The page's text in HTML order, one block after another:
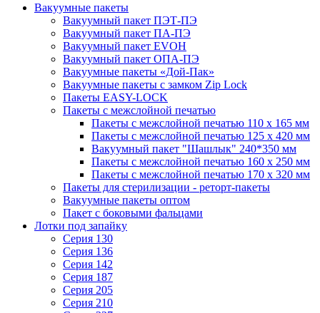
Вакуумные пакеты
Вакуумный пакет ПЭТ-ПЭ
Вакуумный пакет ПА-ПЭ
Вакуумный пакет EVOH
Вакуумный пакет ОПА-ПЭ
Вакуумные пакеты «Дой-Пак»
Вакуумные пакеты с замком Zip Lock
Пакеты EASY-LOCK
Пакеты с межслойной печатью
Пакеты с межслойной печатью 110 x 165 мм
Пакеты с межслойной печатью 125 x 420 мм
Вакуумный пакет "Шашлык" 240*350 мм
Пакеты с межслойной печатью 160 x 250 мм
Пакеты с межслойной печатью 170 x 320 мм
Пакеты для стерилизации - реторт-пакеты
Вакуумные пакеты оптом
Пакет с боковыми фальцами
Лотки под запайку
Серия 130
Серия 136
Серия 142
Серия 187
Серия 205
Серия 210